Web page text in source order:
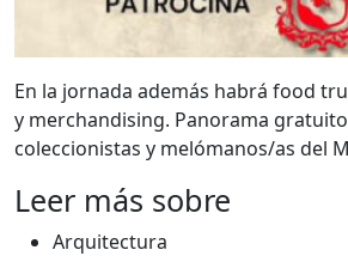
En la jornada además habrá food
y merchandising. Panorama
coleccionistas y melómanos/as del
Leer más sobre
Arquitectura